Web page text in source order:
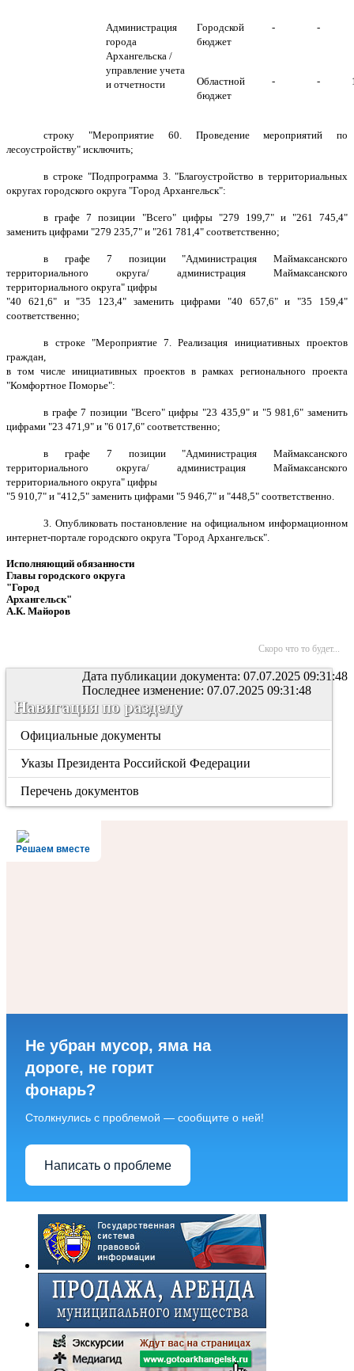
Администрация
города
Архангельска /
управление учета
и отчетности
Городской
бюджет
- -
Областной
бюджет
- -
строку "Мероприятие 60. Проведение мероприятий по
лесоустройству" исключить;
в строке "Подпрограмма 3. "Благоустройство в территориальных
округах городского округа "Город Архангельск":
в графе 7 позиции "Всего" цифры "279 199,7" и "261 745,4"
заменить цифрами "279 235,7" и "261 781,4" соответственно;
в графе 7 позиции "Администрация Маймаксанского
территориального округа/ администрация Маймаксанского
территориального округа" цифры
"40 621,6" и "35 123,4" заменить цифрами "40 657,6" и "35 159,4"
соответственно;
в строке "Мероприятие 7. Реализация инициативных проектов
граждан,
в том числе инициативных проектов в рамках регионального проекта
"Комфортное Поморье":
в графе 7 позиции "Всего" цифры "23 435,9" и "5 981,6" заменить
цифрами "23 471,9" и "6 017,6" соответственно;
в графе 7 позиции "Администрация Маймаксанского
территориального округа/ администрация Маймаксанского
территориального округа" цифры
"5 910,7" и "412,5" заменить цифрами "5 946,7" и "448,5" соответственно.
3. Опубликовать постановление на официальном информационном
интернет-портале городского округа "Город Архангельск".
Исполняющий обязанности
Главы городского округа
"Город
Архангельск"
А.К. Майоров
Скоро что то будет...
Дата публикации документа: 07.07.2025 09:31:48
Последнее изменение: 07.07.2025 09:31:48
Навигация по разделу
Официальные документы
Указы Президента Российской Федерации
Перечень документов
Решаем вместе
Не убран мусор, яма на
дороге, не горит
фонарь?
Столкнулись с проблемой — сообщите о ней!
Написать о проблеме